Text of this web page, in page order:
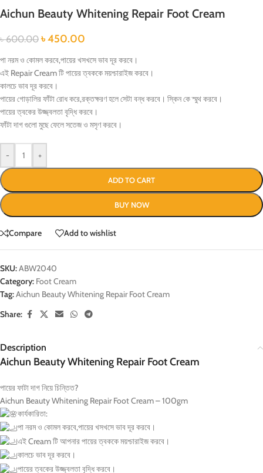
Aichun Beauty Whitening Repair Foot Cream
৳600.00 ৳450.00
পা নরম ও কোমল করবে,পায়ের খসখসে ভাব দূর করবে।
এই Repair Cream টি পায়ের ত্বককে ময়শ্চারাইজ করবে।
কালচে ভাব দূর করবে।
পায়ের গোড়ালির ফাঁটা রোধ করে,রক্তক্ষরণ হলে সেটা বন্ধ করবে। স্কিন কে স্মুথ করবে।
পায়ের ত্বকের উজ্জ্বলতা বৃদ্ধি করবে।
ফাঁটা দাগ গুলো মুছে ফেলে সতেজ ও মসৃণ করবে।
- +
ADD TO CART
BUY NOW
Compare Add to wishlist
SKU:ABW2040
Category: Foot Cream
Tag:Aichun Beauty Whitening Repair Foot Cream
Share:
Description
Aichun Beauty Whitening Repair Foot Cream
পায়ের ফাটা দাগ নিয়ে চিন্তিত?
Aichun Beauty Whitening Repair Foot Cream – 100gm
কার্যকারিতা:
পা নরম ও কোমল করবে,পায়ের খসখসে ভাব দূর করবে।
এই Cream টি আপনার পায়ের ত্বককে ময়শ্চারাইজ করবে।
কালচে ভাব দূর করবে।
পায়ের ত্বকের উজ্জ্বলতা বৃদ্ধি করবে।